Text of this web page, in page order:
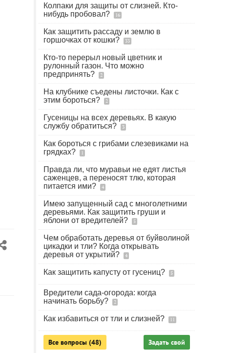
Колпаки для защиты от слизней. Кто-
нибудь пробовал?
16
Как защитить рассаду и землю в
горшочках от кошки?
33
Кто-то перерыл новый цветник и
рулонный газон. Что можно
предпринять?
2
На клубнике съедены листочки. Как с
этим бороться?
2
Гусеницы на всех деревьях. В какую
службу обратиться?
3
Как бороться с грибами слезевиками на
грядках?
1
Правда ли, что муравьи не едят листья
саженцев, а переносят тлю, которая
питается ими?
4
Имею запущенный сад с многолетними
деревьями. Как защитить груши и
яблони от вредителей?
5
Чем обработать деревья от буйволиной
цикадки и тли? Когда открывать
деревья от укрытий?
4
Как защитить капусту от гусениц? 5
Вредители сада-огорода: когда
начинать борьбу?
2
Как избавиться от тли и слизней? 11
Все вопросы (48) Задать свой